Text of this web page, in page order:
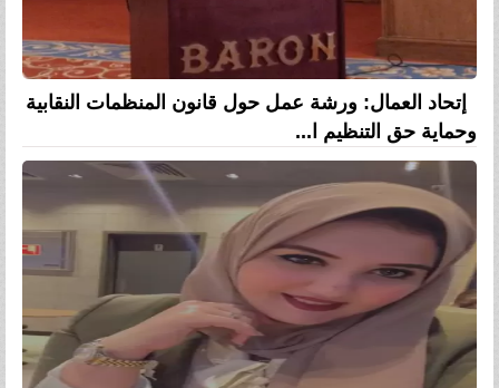
إتحاد العمال: ورشة عمل حول قانون المنظمات النقابية
وحماية حق التنظيم ا...